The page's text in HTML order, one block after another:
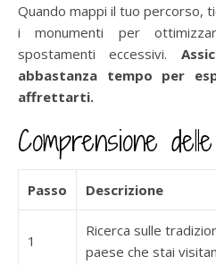
Quando mappi il tuo percorso,
i monumenti per
spostamenti eccessivi.
abbastanza tempo per
affrettarti.
Comprensione
Passo Descrizione
1
Ricerca sulle
paese che stai